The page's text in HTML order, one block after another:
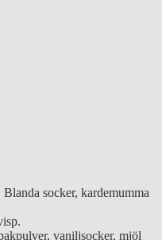
socker, kardemumma
vaniljsocker, mjöl